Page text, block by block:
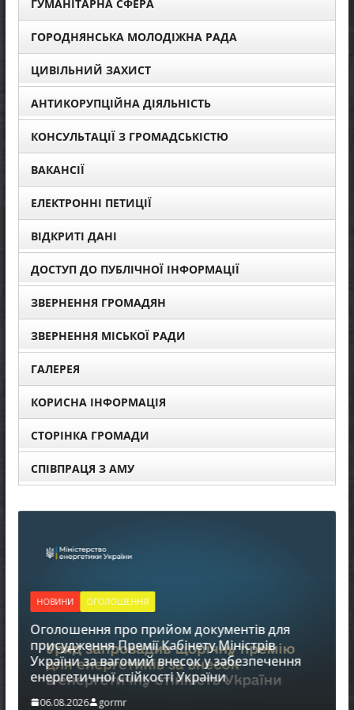
ГУМАНІТАРНА СФЕРА
ГОРОДНЯНСЬКА МОЛОДІЖНА РАДА
ЦИВІЛЬНИЙ ЗАХИСТ
АНТИКОРУПЦІЙНА ДІЯЛЬНІСТЬ
КОНСУЛЬТАЦІЇ З ГРОМАДСЬКІСТЮ
ВАКАНСІЇ
ЕЛЕКТРОННІ ПЕТИЦІЇ
ВІДКРИТІ ДАНІ
ДОСТУП ДО ПУБЛІЧНОЇ ІНФОРМАЦІЇ
ЗВЕРНЕННЯ ГРОМАДЯН
ЗВЕРНЕННЯ МІСЬКОЇ РАДИ
ГАЛЕРЕЯ
КОРИСНА ІНФОРМАЦІЯ
СТОРІНКА ГРОМАДИ
СПІВПРАЦЯ З АМУ
НОВИНИ ОГОЛОШЕННЯ
про прийом документів для
Премії Кабінету Міністрів
за вагомий внесок у забезпечення
стійкості України
06.08.2026 gormr